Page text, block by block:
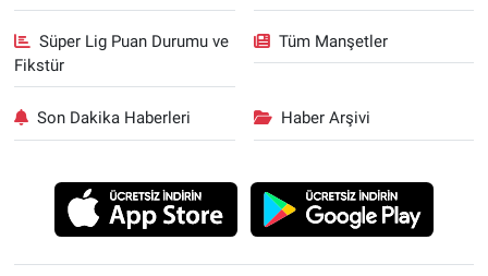
Süper Lig Puan Durumu ve
Fikstür
Tüm Manşetler
Son Dakika Haberleri Haber Arşivi